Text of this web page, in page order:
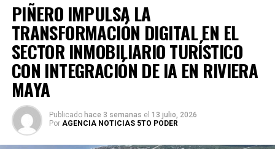
PIÑERO IMPULSA LA
TRANSFORMACIÓN DIGITAL EN EL
SECTOR INMOBILIARIO TURÍSTICO
CON INTEGRACIÓN DE IA EN RIVIERA
MAYA
Publicado hace 3 semanas el 13 julio, 2026
Por AGENCIA NOTICIAS 5TO PODER